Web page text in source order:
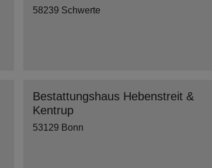
58239 Schwerte
Bestattungshaus Hebenstreit &
Kentrup
53129 Bonn